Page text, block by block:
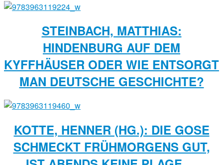
STEINBACH, MATTHIAS:
HINDENBURG AUF DEM
KYFFHÄUSER ODER WIE ENTSORGT
MAN DEUTSCHE GESCHICHTE?
KOTTE, HENNER (HG.): DIE GOSE
SCHMECKT FRÜHMORGENS GUT,